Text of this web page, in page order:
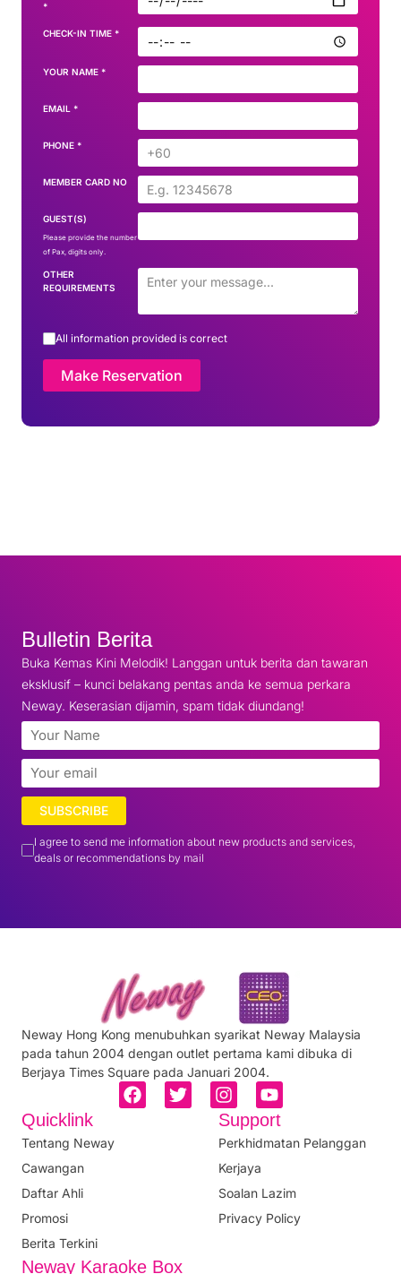
*
CHECK-IN TIME *
YOUR NAME *
EMAIL *
PHONE *
MEMBER CARD NO
GUEST(S)
Please provide the number
of Pax, digits only.
OTHER
REQUIREMENTS
All information provided is correct
Make Reservation
Bulletin Berita
Buka Kemas Kini Melodik! Langgan untuk berita dan tawaran
eksklusif – kunci belakang pentas anda ke semua perkara
Neway. Keserasian dijamin, spam tidak diundang!
SUBSCRIBE
I agree to send me information about new products and services,
deals or recommendations by mail
Neway Hong Kong menubuhkan syarikat Neway Malaysia
pada tahun 2004 dengan outlet pertama kami dibuka di
Berjaya Times Square pada Januari 2004.
Quicklink
Tentang Neway
Cawangan
Daftar Ahli
Promosi
Berita Terkini
Support
Perkhidmatan Pelanggan
Kerjaya
Soalan Lazim
Privacy Policy
Neway Karaoke Box